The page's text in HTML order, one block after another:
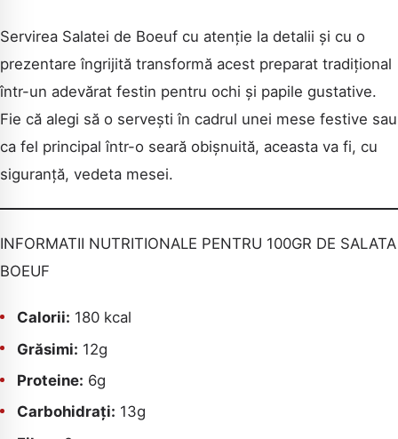
Servirea Salatei de Boeuf cu atenție la detalii și cu o
prezentare îngrijită transformă acest preparat tradițional
într-un adevărat festin pentru ochi și papile gustative.
Fie că alegi să o servești în cadrul unei mese festive sau
ca fel principal într-o seară obișnuită, aceasta va fi, cu
siguranță, vedeta mesei.
INFORMATII NUTRITIONALE PENTRU 100GR DE SALATA
BOEUF
Calorii: 180 kcal
Grăsimi: 12g
Proteine: 6g
Carbohidrați: 13g